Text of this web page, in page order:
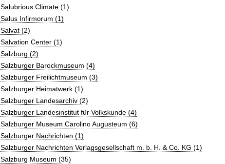
Salubrious Climate (1)
Salus Infirmorum (1)
Salvat (2)
Salvation Center (1)
Salzburg (2)
Salzburger Barockmuseum (4)
Salzburger Freilichtmuseum (3)
Salzburger Heimatwerk (1)
Salzburger Landesarchiv (2)
Salzburger Landesinstitut für Volkskunde (4)
Salzburger Museum Carolino Augusteum (6)
Salzburger Nachrichten (1)
Salzburger Nachrichten Verlagsgesellschaft m. b. H. & Co. KG (1)
Salzburg Museum (35)